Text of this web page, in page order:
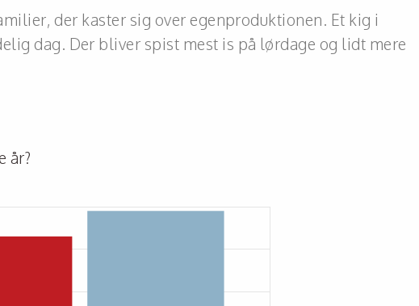
der kaster sig over egenproduktionen. Et kig i
dag. Der bliver spist mest is på lørdage og lidt mere
år?